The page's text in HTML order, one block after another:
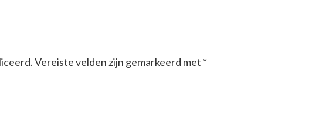
Vereiste velden zijn gemarkeerd met *